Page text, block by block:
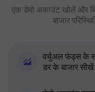
एक डेमो अकाउंट खोलें और
बाजार
वर्चुअल फंड्स के
डर के बाजार सीखें